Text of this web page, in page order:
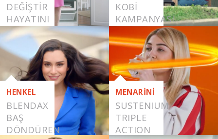
DEĞİŞTİR
HAYATINI
KOBİ
KAMPANYASI
HENKEL
BLENDAX
BAŞ
DÖNDÜREN
MENARİNİ
SUSTENIUM
TRIPLE
ACTION